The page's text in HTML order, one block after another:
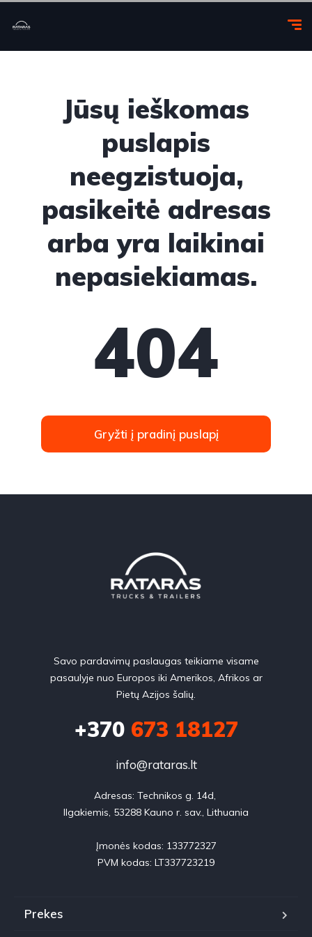
Jūsų ieškomas
puslapis
neegzistuoja,
pasikeitė adresas
arba yra laikinai
nepasiekiamas.
404
Gryžti į pradinį puslapį
Savo pardavimų paslaugas teikiame visame
pasaulyje nuo Europos iki Amerikos, Afrikos ar
Pietų Azijos šalių.
+370673 18127
info@rataras.lt
Adresas: Technikos g. 14d,
Ilgakiemis, 53288 Kauno r. sav., Lithuania
Įmonės kodas: 133772327
PVM kodas: LT337723219
Prekes